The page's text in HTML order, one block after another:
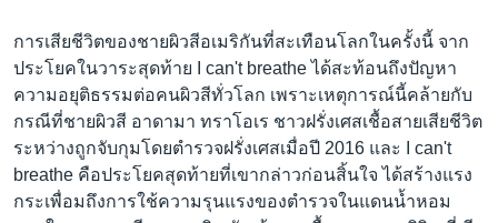
การเสียชีวิตของชายผิวสีอเมริกันที่สะเทือนโลกในครั้งนี้ จาก
ประโยคในวาระสุดท้าย I can't breathe ได้สะท้อนถึงปัญหา
ความอยุติธรรมต่อคนผิวสีทั่วโลก เพราะเหตุการณ์นี้คล้ายกับ
กรณีที่ชายผิวสี อาดามา ทราโอเร ชาวฝรั่งเศสเชื้อสายเสียชีวิต
ระหว่างถูกจับกุมโดยตำรวจฝรั่งเศสเมื่อปี 2016 และ I can't
breathe คือประโยคสุดท้ายที่เขากล่าวก่อนสิ้นใจ ได้สร้างแรง
กระเพื่อมถึงการใช้ความรุนแรงของตำรวจในแดนน้ำหอม